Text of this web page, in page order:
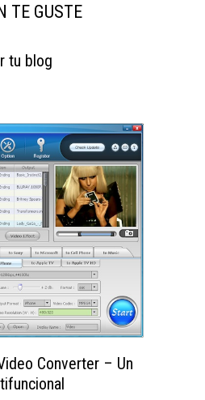
TE GUSTE
tu blog
Converter – Un